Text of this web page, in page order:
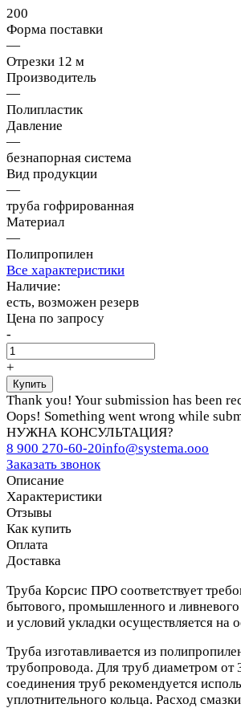
200
Форма поставки
—
Отрезки 12 м
Производитель
—
Полипластик
Давление
—
безнапорная система
Вид продукции
—
труба гофрированная
Материал
—
Полипропилен
Все характеристики
Наличие:
есть, возможен резерв
Цена по запросу
-
+
Thank you! Your submission has been
Oops! Something went wrong while
НУЖНА КОНСУЛЬТАЦИЯ?
8 900 270-60-20info@systema.ooo
Заказать звонок
Описание
Характеристики
Отзывы
Как купить
Оплата
Доставка
Труба Корсис ПРО соответствует
бытового, промышленного и
и условий укладки осуществляется на
Труба изготавливается из
трубопровода. Для труб диаметром
соединения труб рекомендуется
уплотнительного кольца. Расход